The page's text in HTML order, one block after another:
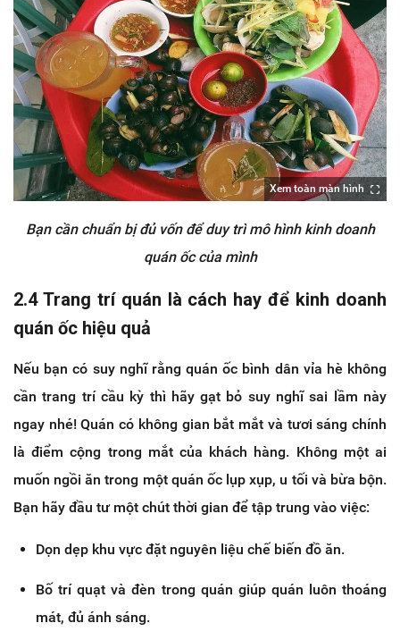
Xem toàn màn hình
Bạn cần chuẩn bị đủ vốn để duy trì mô hình kinh doanh
quán ốc của mình
2.4 Trang trí quán là cách hay để kinh doanh
quán ốc hiệu quả
Nếu bạn có suy nghĩ rằng quán ốc bình dân vỉa hè không
cần trang trí cầu kỳ thì hãy gạt bỏ suy nghĩ sai lầm này
ngay nhé! Quán có không gian bắt mắt và tươi sáng chính
là điểm cộng trong mắt của khách hàng. Không một ai
muốn ngồi ăn trong một quán ốc lụp xụp, u tối và bừa bộn.
Bạn hãy đầu tư một chút thời gian để tập trung vào việc:
Dọn dẹp khu vực đặt nguyên liệu chế biến đồ ăn.
Bố trí quạt và đèn trong quán giúp quán luôn thoáng
mát, đủ ánh sáng.